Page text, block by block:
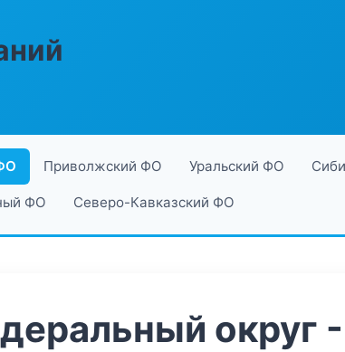
Приволжский ФО Уральский ФО
ФО Северо-Кавказский ФО
округ